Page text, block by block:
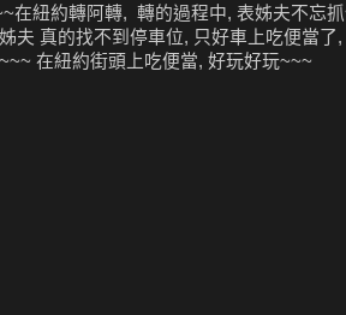
在紐約轉阿轉, 轉的過程中, 表姊夫不忘
夫 真的找不到停車位, 只好車上吃便當
在紐約街頭上吃便當, 好玩好玩~~~